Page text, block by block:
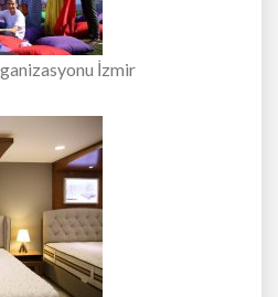
İzmir